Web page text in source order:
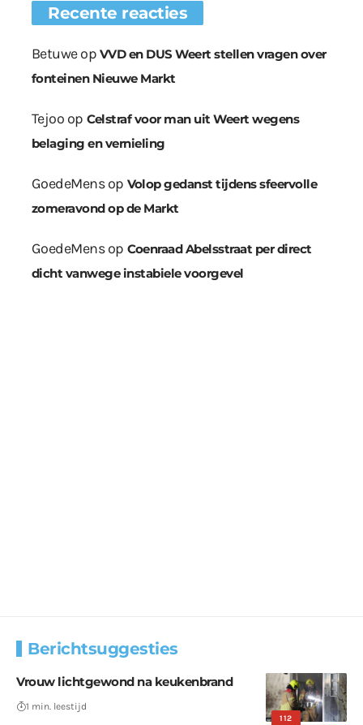
Recente reacties
Betuweop VVD en DUS Weert stellen vragen over
fonteinen Nieuwe Markt
Tejoo op Celstraf voor man uit Weert wegens
belaging en vernieling
GoedeMensop Volop gedanst tijdens sfeervolle
zomeravond op de Markt
GoedeMensop Coenraad Abelsstraat per direct
dicht vanwege instabiele voorgevel
Berichtsuggesties
112
Vrouw lichtgewond na keukenbrand
1 min. leestijd